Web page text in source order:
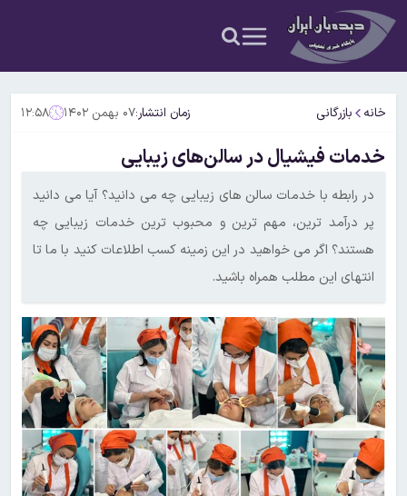
خانه بازرگانی زمان انتشار:۰۷ بهمن ۱۴۰۲ ۱۲:۵۸
خدمات فیشیال در سالن‌های زیبایی
در رابطه با خدمات سالن های زیبایی چه می دانید؟ آیا می دانید
پر درآمد ترین، مهم ترین و محبوب ترین خدمات زیبایی چه
هستند؟ اگر می خواهید در این زمینه کسب اطلاعات کنید با ما تا
انتهای این مطلب همراه باشید.